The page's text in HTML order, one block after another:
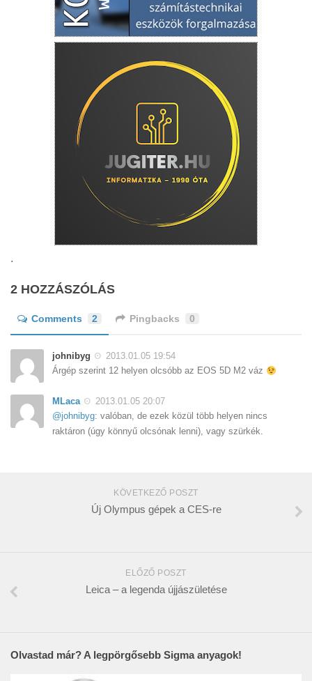
.
2 HOZZÁSZÓLÁS
Comments 2 Pingbacks 0
johnibyg
2013.01.05 19:54
Árgép szerint 12 helyen olcsóbb az EOS 5D M2 váz
MLaca
2013.01.05 20:07
@johnibyg: valóban, de ezek közül több helyen nincs
raktáron (úgy könnyű olcsónak lenni), vagy szürkék.
KÖVETKEZŐ POSZT
Új Olympus gépek a CES-re
ELŐZŐ POSZT
Leica – a legenda újjászületése
Olvastad már? A legpörgősebb Sigma anyagok!